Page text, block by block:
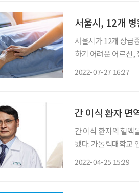
서울시, 12개
서울시가 12개 상급
하기 어려운 어르신, 장애인
2022-07-27 16:27
간 이식 환자 면
간 이식 환자의 혈액
됐다. 가톨릭대학교 인천성모병원은 간 이식 환자의 혈액을 이용한 새로운 아바타 모델을 개
2022-04-25 15:29